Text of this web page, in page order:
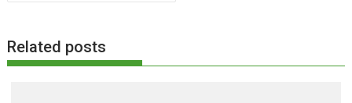
Related posts